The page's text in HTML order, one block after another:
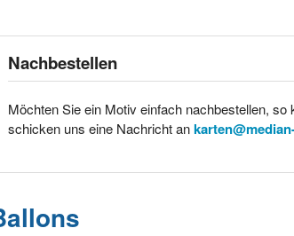
Nachbestellen
Möchten Sie ein Motiv einfach nachbestellen, so
schicken uns eine Nachricht an